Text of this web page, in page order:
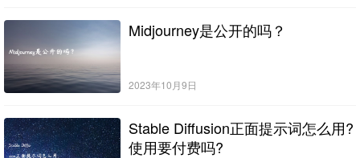
Midjourney是公开的吗？
2023年10月9日
Stable Diffusion正面提示词怎么用?
使用要付费吗?